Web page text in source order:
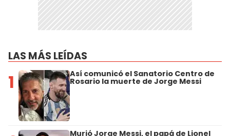
LAS MÁS LEÍDAS
1 Así comunicó el Sanatorio Centro de
Rosario la muerte de Jorge Messi
Murió Jorge Messi, el papá de Lionel